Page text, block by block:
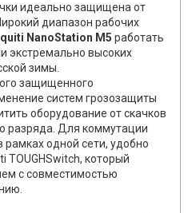
идеально защищена от
диапазон рабочих
NanoStation M5 работать
экстремально высоких
зимы.
защищенного
систем грозозащиты
оборудование от скачков
разряда. Для коммутации
рамках одной сети, удобно
TOUGHSwitch, который
с совместимостью